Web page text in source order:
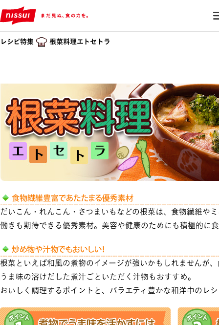
レシピ特集 根菜料理エトセトラ
だいこん・れんこん・さつまいもなどの根菜は、食物繊維や
働きも期待できる優秀素材。美容や健康のためにも積極的に
根菜といえば和風の煮物のイメージが強いかもしれませんが
うま味の溶けだした煮汁ごといただく汁物もおすすめ。
おいしく調理するポイントと、バラエティ豊かな和洋中のレ